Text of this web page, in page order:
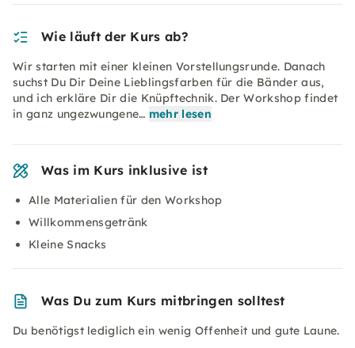
Wie läuft der Kurs ab?
Wir starten mit einer kleinen Vorstellungsrunde. Danach
suchst Du Dir Deine Lieblingsfarben für die Bänder aus,
und ich erkläre Dir die Knüpftechnik. Der Workshop findet
in ganz ungezwungene… mehr lesen
Was im Kurs inklusive ist
Alle Materialien für den Workshop
Willkommensgetränk
Kleine Snacks
Was Du zum Kurs mitbringen solltest
Du benötigst lediglich ein wenig Offenheit und gute Laune.